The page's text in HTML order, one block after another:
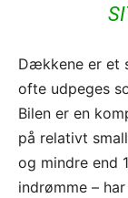
Dækkene er et
ofte udpeges
Bilen er en
på relativt
og mindre end
indrømme –